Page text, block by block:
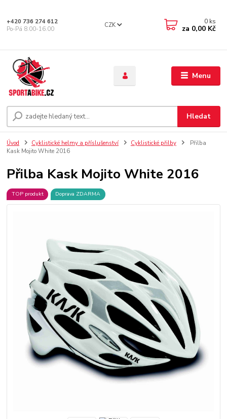
Menu
CZK
Hledat
+420 736 274 612
Po-Pá 8.00-16.00
0 ks
za 0,00 Kč
Úvod Cyklistické helmy a příslušenství Cyklistické přilby
Přilba
Kask Mojito White 2016
Přilba Kask Mojito White 2016
TOP produkt Doprava ZDARMA